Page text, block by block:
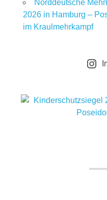
Norddeutsche
2026 in Hamburg –
im Kraulmehrkampf